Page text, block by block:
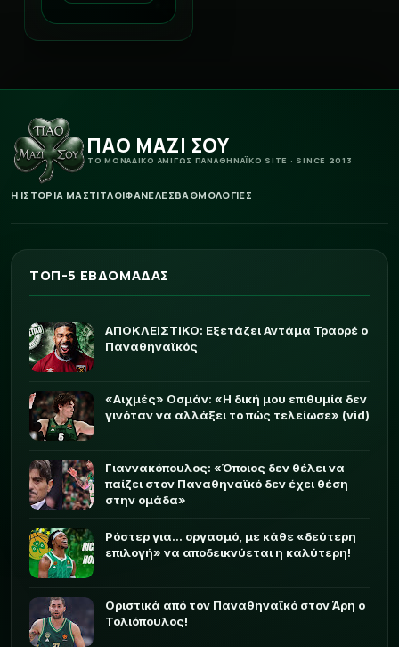
ΠΑΟ ΜΑΖΙ ΣΟΥ
ΤΟ ΜΟΝΑΔΙΚΟ ΑΜΙΓΩΣ ΠΑΝΑΘΗΝΑΪΚΟ SITE · SINCE 2013
Η ΙΣΤΟΡΙΑ ΜΑΣΤΙΤΛΟΙΦΑΝΕΛΕΣΒΑΘΜΟΛΟΓΙΕΣ
ΤΟΠ-5 ΕΒΔΟΜΑΔΑΣ
ΑΠΟΚΛΕΙΣΤΙΚΟ: Εξετάζει Αντάμα Τραορέ ο
Παναθηναϊκός
«Αιχμές» Οσμάν: «Η δική μου επιθυμία δεν
γινόταν να αλλάξει το πώς τελείωσε» (vid)
Γιαννακόπουλος: «Όποιος δεν θέλει να
παίζει στον Παναθηναϊκό δεν έχει θέση
στην ομάδα»
Ρόστερ για... οργασμό, με κάθε «δεύτερη
επιλογή» να αποδεικνύεται η καλύτερη!
Οριστικά από τον Παναθηναϊκό στον Άρη ο
Τολιόπουλος!